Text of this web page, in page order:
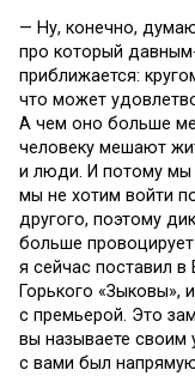
— Ну, конечно,
про который
приближается:
что может
А чем оно больше
человеку мешают
и люди. И потому мы
мы не хотим войти
другого, поэтому
больше провоцирует
я сейчас поставил в
Горького
с премьерой. Это
вы называете своим
с вами был